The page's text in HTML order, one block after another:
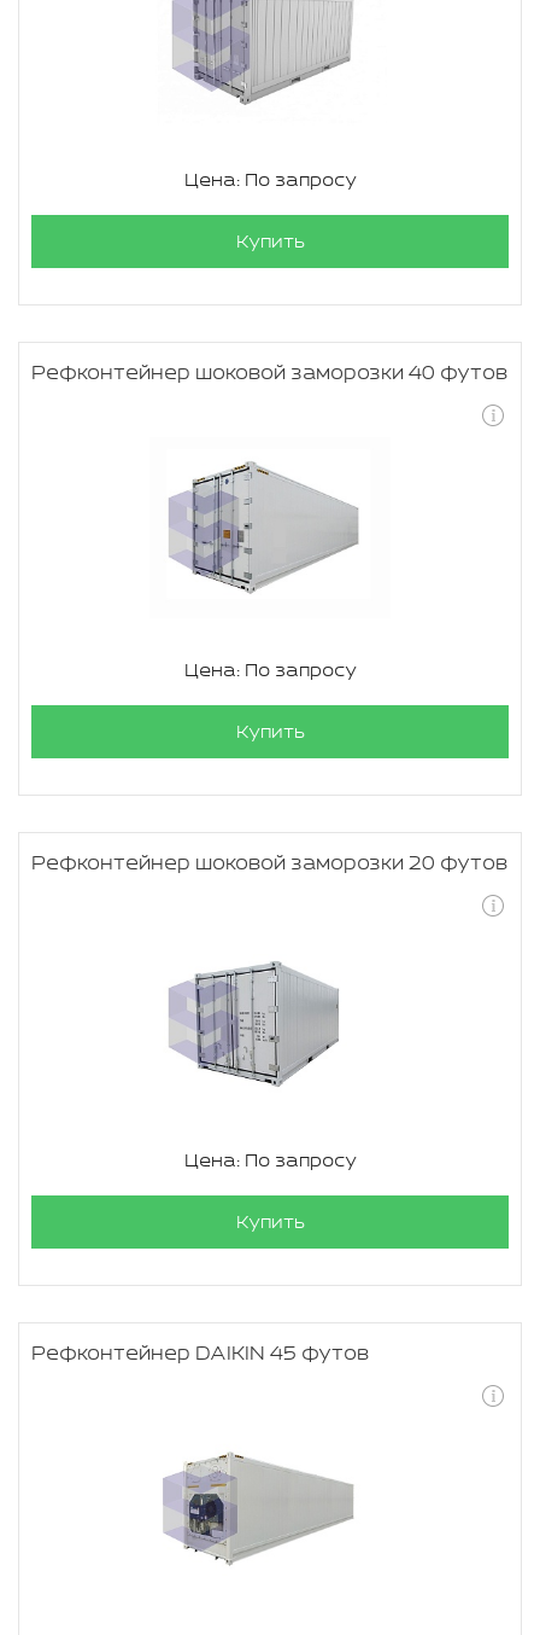
Цена: По запросу
Купить
Рефконтейнер шоковой заморозки 40 футов
Цена: По запросу
Купить
Рефконтейнер шоковой заморозки 20 футов
Цена: По запросу
Купить
Рефконтейнер DAIKIN 45 футов